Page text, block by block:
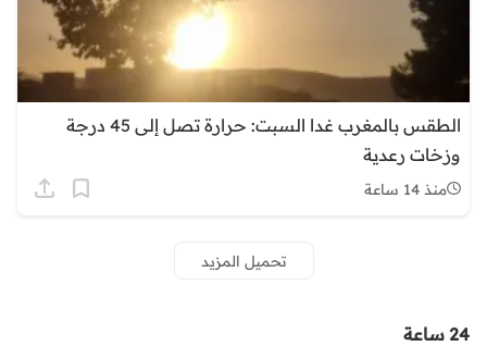
الطقس بالمغرب غدا السبت: حرارة تصل إلى 45 درجة
وزخات رعدية
منذ 14 ساعة
تحميل المزيد
24 ساعة